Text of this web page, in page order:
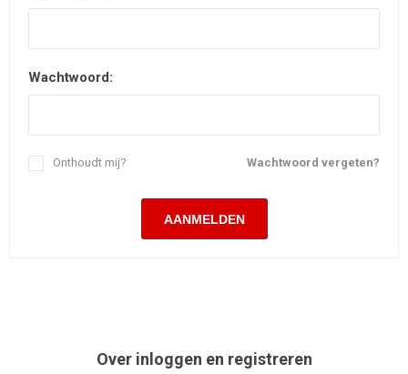
Wachtwoord:
Wachtwoord vergeten?
Onthoudt mij?
Over inloggen en registreren